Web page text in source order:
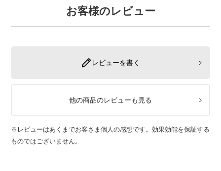
お客様のレビュー
レビューを書く
他の商品のレビューも見る
※レビューはあくまでお客さま個人の感想です。効果効能を保証する
ものではございません。